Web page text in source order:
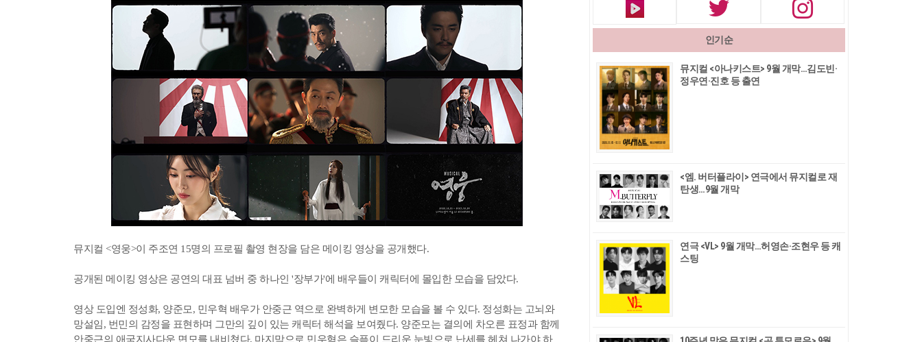
뮤지컬 <영웅>이 주조연 15명의 프로필 촬영 현장을 담은 메이킹 영상을 공개했다.
공개된 메이킹 영상은 공연의 대표 넘버 중 하나인 '장부가'에 배우들이 캐릭터에 몰입한 모습을 담았다.
영상 도입엔 정성화, 양준모, 민우혁 배우가 안중근 역으로 완벽하게 변모한 모습을 볼 수 있다. 정성화는 고뇌와
망설임, 번민의 감정을 표현하며 그만의 깊이 있는 캐릭터 해석을 보여줬다. 양준모는 결의에 차오른 표정과 함께
안중근의 애국지사다운 면모를 내비쳤다. 마지막으로 민우혁은 슬픔이 드리운 눈빛으로 난세를 헤쳐 나가야 하
인기순
뮤지컬 <아나키스트> 9월 개막…김도빈·
정우연·진호 등 출연
<엠. 버터플라이> 연극에서 뮤지컬로 재
탄생…9월 개막
연극 <VL> 9월 개막…허영손·조현우 등 캐
스팅